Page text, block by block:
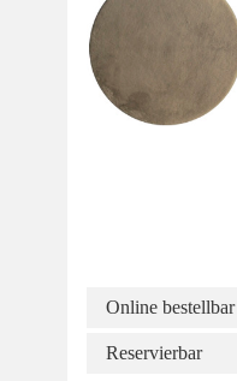
Online bestellbar
Reservierbar